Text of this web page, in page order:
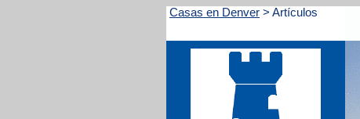
Casas en Denver > Artículos